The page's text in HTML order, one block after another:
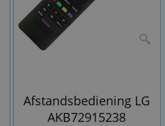
Afstandsbediening LG
AKB72915238